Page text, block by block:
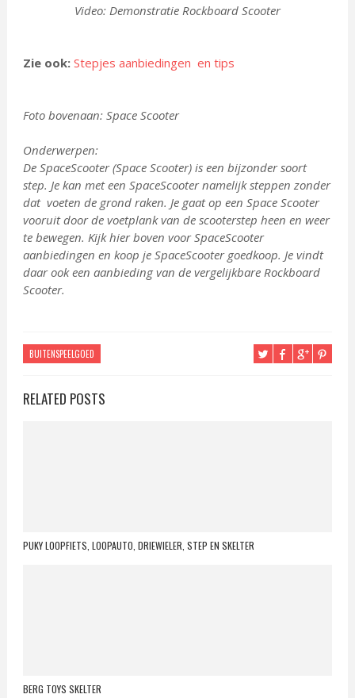
Video: Demonstratie Rockboard Scooter
Zie ook: Stepjes aanbiedingen en tips
Foto bovenaan: Space Scooter
Onderwerpen:
De SpaceScooter (Space Scooter) is een bijzonder soort
step. Je kan met een SpaceScooter namelijk steppen zonder
dat voeten de grond raken. Je gaat op een Space Scooter
vooruit door de voetplank van de scooterstep heen en weer
te bewegen. Kijk hier boven voor SpaceScooter
aanbiedingen en koop je SpaceScooter goedkoop. Je vindt
daar ook een aanbieding van de vergelijkbare Rockboard
Scooter.
BUITENSPEELGOED
RELATED POSTS
PUKY LOOPFIETS, LOOPAUTO, DRIEWIELER, STEP EN SKELTER
BERG TOYS SKELTER